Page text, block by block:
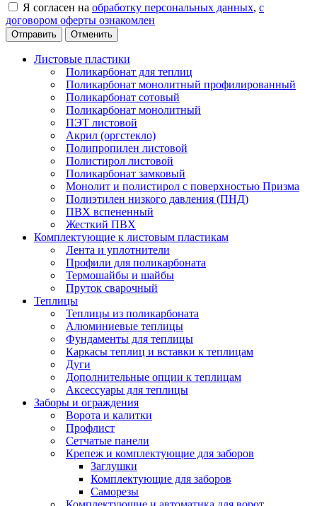
Я согласен на обработку персональных данных, с
договором оферты ознакомлен
Отменить
Листовые пластики
Поликарбонат для теплиц
Поликарбонат монолитный профилированный
Поликарбонат сотовый
Поликарбонат монолитный
ПЭТ листовой
Акрил (оргстекло)
Полипропилен листовой
Полистирол листовой
Поликарбонат замковый
Монолит и полистирол с поверхностью Призма
Полиэтилен низкого давления (ПНД)
ПВХ вспененный
Жесткий ПВХ
Комплектующие к листовым пластикам
Лента и уплотнители
Профили для поликарбоната
Термошайбы и шайбы
Пруток сварочный
Теплицы
Теплицы из поликарбоната
Алюминиевые теплицы
Фундаменты для теплицы
Каркасы теплиц и вставки к теплицам
Дуги
Дополнительные опции к теплицам
Аксессуары для теплицы
Заборы и ограждения
Ворота и калитки
Профлист
Сетчатые панели
Крепеж и комплектующие для заборов
Заглушки
Комплектующие для заборов
Саморезы